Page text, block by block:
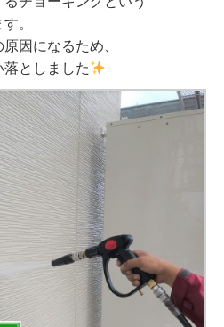
。
因になるため、
としました